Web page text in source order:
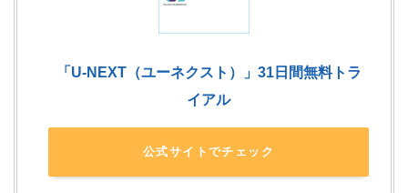
「U-NEXT（ユーネクスト）」31日間無料トラ
イアル
公式サイトでチェック